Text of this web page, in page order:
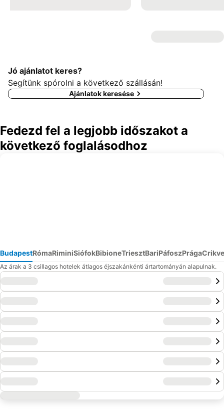
Jó ajánlatot keres?
Segítünk spórolni a következő szállásán!
Ajánlatok keresése
Fedezd fel a legjobb időszakot a
következő foglalásodhoz
BudapestRómaRiminiSiófokBibioneTriesztBariPáfoszPrága
Az árak a 3 csillagos hotelek átlagos éjszakánkénti ártartományán alapulnak.